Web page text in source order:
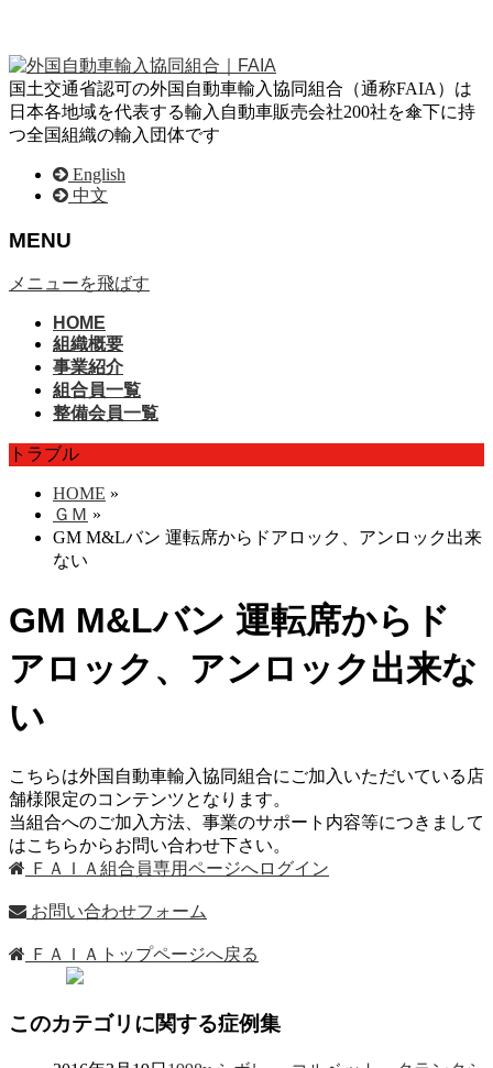
国土交通省認可の外国自動車輸入協同組合（通称FAIA）は
日本各地域を代表する輸入自動車販売会社200社を傘下に持
つ全国組織の輸入団体です
English
中文
MENU
メニューを飛ばす
HOME
組織概要
事業紹介
組合員一覧
整備会員一覧
トラブル
HOME »
ＧＭ »
GM M&Lバン 運転席からドアロック、アンロック出来
ない
GM M&Lバン 運転席からド
アロック、アンロック出来な
い
こちらは外国自動車輸入協同組合にご加入いただいている店
舗様限定のコンテンツとなります。
当組合へのご加入方法、事業のサポート内容等につきまして
はこちらからお問い合わせ下さい。
ＦＡＩＡ組合員専用ページへログイン
お問い合わせフォーム
ＦＡＩＡトップページへ戻る
このカテゴリに関する症例集